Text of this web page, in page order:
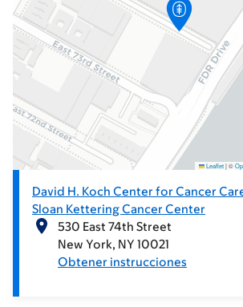
David H. Koch Center for Cancer
Sloan Kettering Cancer Center
530 East 74th Street
New York NY 10021
Obtener instrucciones
Leaflet|©